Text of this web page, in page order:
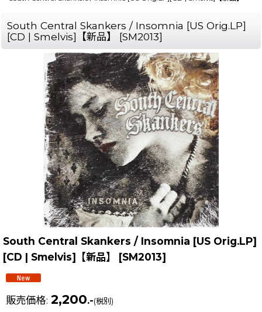
South Central Skankers / Insomnia [US Orig.LP]
[CD | Smelvis]【新品】
[SM2013]
South Central Skankers / Insomnia [US Orig.LP]
[CD | Smelvis]【新品】
[SM2013]
販売価格: 2,200.-(税別)